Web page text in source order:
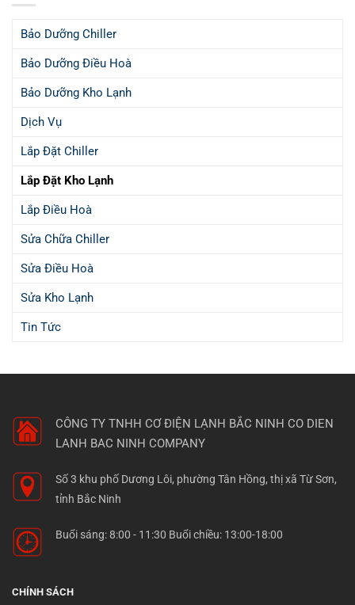
Bảo Dưỡng Chiller
Bảo Dưỡng Điều Hoà
Bảo Dưỡng Kho Lạnh
Dịch Vụ
Lắp Đặt Chiller
Lắp Đặt Kho Lạnh
Lắp Điều Hoà
Sửa Chữa Chiller
Sửa Điều Hoà
Sửa Kho Lạnh
Tin Tức
CÔNG TY TNHH CƠ ĐIỆN LẠNH BẮC NINH CO DIEN
LANH BAC NINH COMPANY
Số 3 khu phố Dương Lôi, phường Tân Hồng, thị xã Từ Sơn,
tỉnh Bắc Ninh
Buổi sáng: 8:00 - 11:30 Buổi chiều: 13:00-18:00
CHÍNH SÁCH